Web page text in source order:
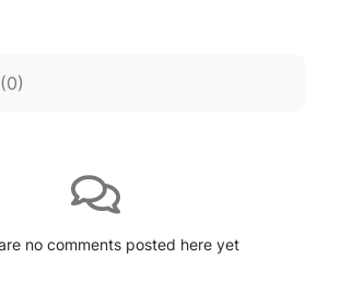
(0)
no comments posted here yet